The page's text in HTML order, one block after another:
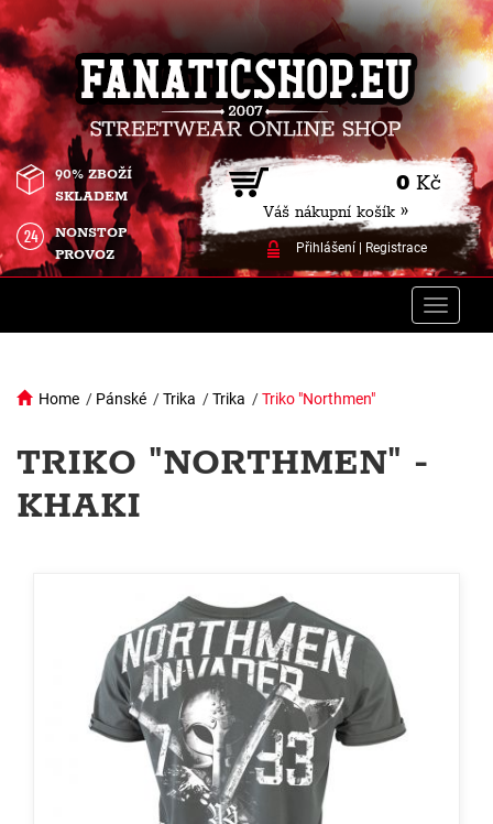
0 Kč
Váš nákupní košík »
Přihlášení| Registrace
90% ZBOŽÍ
SKLADEM
NONSTOP
PROVOZ
Toggle
Home / Pánské /Trika /Trika /Triko "Northmen"
TRIKO "NORTHMEN" -
KHAKI